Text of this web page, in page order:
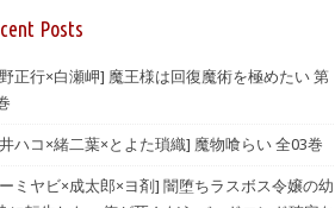
Posts
正行×白瀬岬] 魔王様は回復魔術を極めたい 第
ハコ×緒二葉×とよた瑣織] 魔物喰らい 全03巻
ミヤビ×成太郎×ヨ剤] 闇堕ちラスボス令嬢の幼